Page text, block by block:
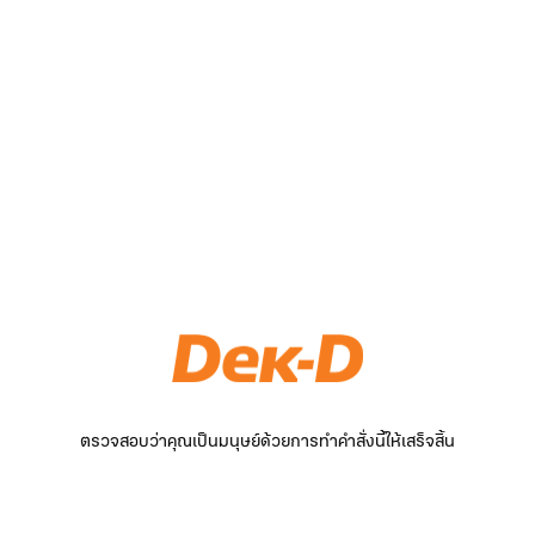
ตรวจสอบว่าคุณเป็นมนุษย์ด้วยการทำคำสั่งนี้ให้เสร็จสิ้น